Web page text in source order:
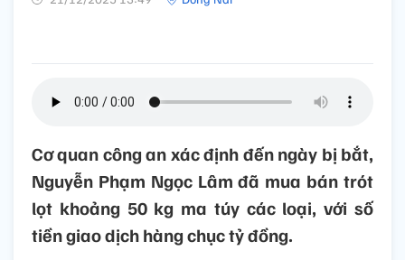
Cơ quan công an xác định đến ngày bị bắt,
Nguyễn Phạm Ngọc Lâm đã mua bán trót
lọt khoảng 50 kg ma túy các loại, với số
tiền giao dịch hàng chục tỷ đồng.